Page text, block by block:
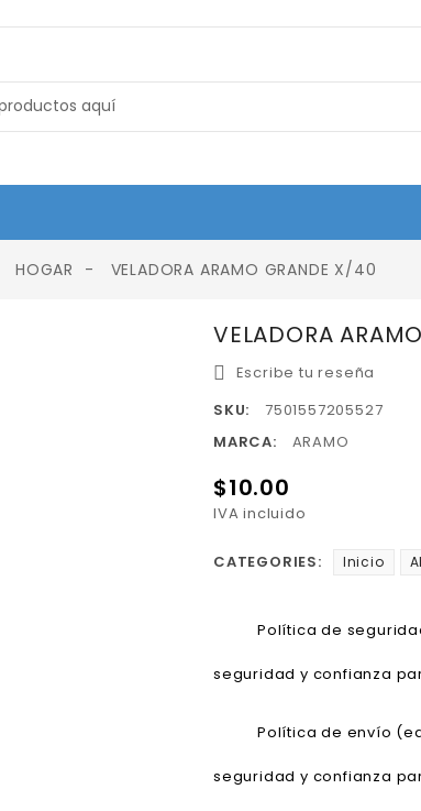
HOGAR VELADORA ARAMO GRANDE X/40
VELADORA
Escribe tu reseña
SKU:
7501557205527
MARCA:
ARAMO
$10.00
IVA incluido
CATEGORIES: Inicio
Política de
seguridad y confianza
Política de envío
seguridad y confianza